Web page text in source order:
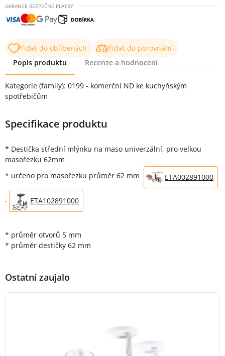
GARANCE BEZPEČNÉ PLATBY
Přidat do oblíbených
Přidat do porovnání
Popis produktu
Recenze a hodnocení
Popis produktu
Kategorie (family): 0199 - komerční ND ke kuchyňským
spotřebičům
Specifikace produktu
* Destička střední mlýnku na maso univerzální, pro velkou
masořezku 62mm
* určeno pro masořezku průměr 62 mm
ETA002891000
, ETA102891000
* průměr otvorů 5 mm
* průměr destičky 62 mm
Ostatní zaujalo